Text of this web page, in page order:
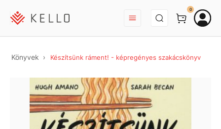
BEJELENTKEZÉS
0
Könyvek Készítsünk ráment! - képregényes szakácskönyv